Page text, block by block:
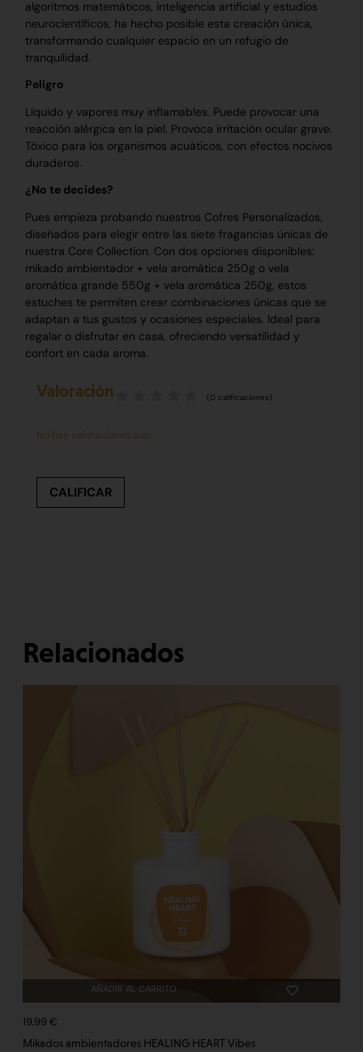
algoritmos matemáticos, inteligencia artificial y estudios
neurocientíficos, ha hecho posible esta creación única,
transformando cualquier espacio en un refugio de
tranquilidad.
Peligro
Líquido y vapores muy inflamables. Puede provocar una
reacción alérgica en la piel. Provoca irritación ocular grave.
Tóxico para los organismos acuáticos, con efectos nocivos
duraderos.
¿No te decides?
Pues empieza probando nuestros Cofres Personalizados,
diseñados para elegir entre las siete fragancias únicas de
nuestra Core Collection. Con dos opciones disponibles:
mikado ambientador + vela aromática 250g o vela
aromática grande 550g + vela aromática 250g, estos
estuches te permiten crear combinaciones únicas que se
adaptan a tus gustos y ocasiones especiales. Ideal para
regalar o disfrutar en casa, ofreciendo versatilidad y
confort en cada aroma.
Valoración ( 0 calificaciones)
No hay valoraciones aún.
CALIFICAR
Relacionados
AÑADIR AL CARRITO
Mikados ambientadores HEALING HEART Vibes
19,99 €